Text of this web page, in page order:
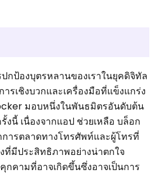
กป้องบุตรหลานของเราในยุคดิจิทัล
รเชิงบวกและเครื่องมือที่แข็งแกร่ง
มอบหนึ่งในพันธมิตรอันดับต้น
นี้ เนื่องจากแอป ช่วยเหลือ บล็อก
ารตลาดทางโทรศัพท์และผู้โทรที่
ที่มีประสิทธิภาพอย่างน่าตกใจ
กคามที่อาจเกิดขึ้นซึ่งอาจเป็นการ